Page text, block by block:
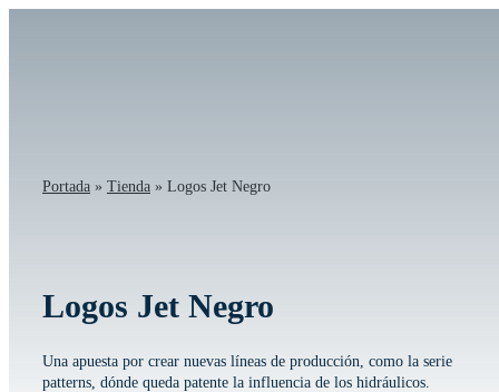
Portada» Tienda» Logos Jet Negro
Logos Jet Negro
Una apuesta por crear nuevas líneas de producción, como la serie
patterns, dónde queda patente la influencia de los hidráulicos.